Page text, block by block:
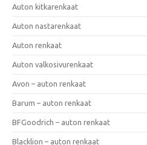
Auton kitkarenkaat
Auton nastarenkaat
Auton renkaat
Auton valkosivurenkaat
Avon – auton renkaat
Barum – auton renkaat
BFGoodrich – auton renkaat
Blacklion – auton renkaat